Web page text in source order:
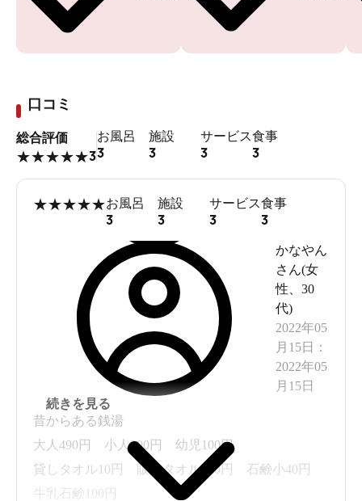
口コミ
総合評価
★★★★★3
お風呂
3
施設
3
サービス
3
食事
3
★★★★★お風呂
3
施設
3
サービス
3
食事
3
かなやん
さん(女
性
30
代)
2022年05
月15日
：
2022年05
月15日
昔からある銭湯
大人490円 小人200円 幼児100円
貸しタオル10円 販売タオル220円 石鹸小40円
牛乳石鹸100円
続きを見る